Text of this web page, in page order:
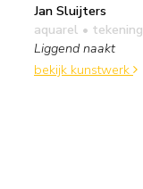
Jan Sluijters
aquarel • tekening
Liggend naakt
bekijk kunstwerk